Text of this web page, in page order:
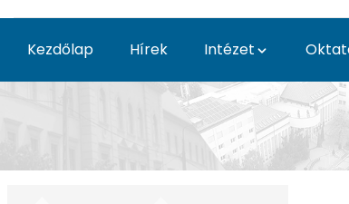
Kezdőlap Hírek Intézet
Bognár András -